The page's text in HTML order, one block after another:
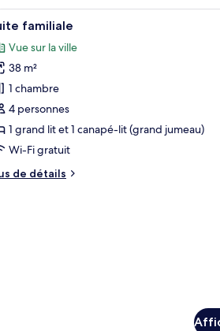
un bureau, une chaise, un téléviseur fixé au
:
Une chambre
5 familiale
Vue sur la ville
38 m²
1 chambre
4 personnes
1 grand lit et 1 canapé-lit (grand jumeau)
Wi-Fi gratuit
de détails